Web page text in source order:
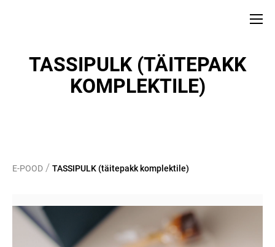
TASSIPULK (TÄITEPAKK
KOMPLEKTILE)
E-POOD / TASSIPULK (täitepakk komplektile)